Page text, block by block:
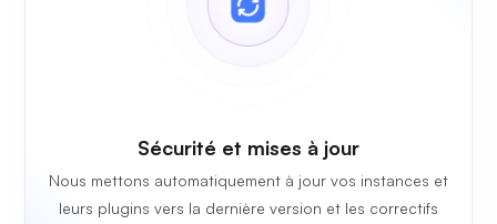
Sécurité et mises à jour
Nous mettons automatiquement à jour vos instances et
leurs plugins vers la dernière version et les correctifs